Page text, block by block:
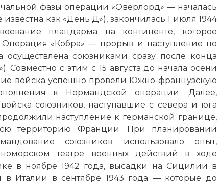
фазы операции «Оверлорд» — началась
известна как «День Д»), закончилась 1 июля 1944
плацдарма на континенте, которое
«Кобра» — прорыв и наступление по
союзниками сразу после конца
Совместно с этим с 15 августа до начала осени
войска успешно провели Южно-французскую
к Нормандской операции. Далее,
союзников, наступавшие с севера и юга
наступление к германской границе,
территорию Франции. При планировании
союзников использовало опыт,
театре военных действий в ходе
в ноябре 1942 года, высадки на Сицилии в
Италии в сентябре 1943 года — которые до